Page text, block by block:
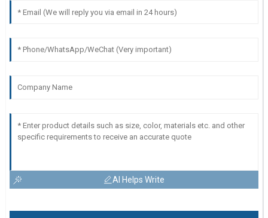
AI Helps Write